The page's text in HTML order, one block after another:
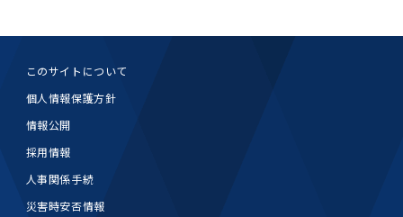
東京医科歯科大学の歴史
医歯大ひろば
第2回『教育 講義・実習の軌跡』
等について
（第３期中期目標期間中）年度計画・年度評価
関連リンク先
「複合領域コース｣｢編入学｣及び｢複数学士号｣
「複合領域コース」の履修者に係る「編入学」
及び「複数学士号」に関する実施細目
土地・建物及び所在地／関係施設位置図
東京医科歯科大学ダイバーシティ＆インクルー
東京医科歯科大学ダイバーシティ＆インクルー
ジョン推進宣言／基本方針／アクション・プラ
ン
女性活躍推進法による一般事業主行動計画
ダイバーシティ・インクルージョン室
障がいのある学生のサポートについて
公益通報について
研究情報サイト
アパート等の紹介
地域特別枠推薦選抜説明会
ん
奨学金について
研究テーマ検索システム
世代フロントランナー育成プログラム（医歯学
（旧TMDU卓越大学院生制度）対象学生（秋入
学対象）の募集について
Call for Applications to Science Tokyo
SPRING（MD）Program for the 2024
Academic Year by Eligible Students
「修学支援に対する相談窓口」を設置しまし
た。
高等教育の修学支援制度
2025年度国立大学臨床検査学系博士後期課程
優秀賞募集について
学生相談窓口
証明書関係
証明書関係トップ
障がいのある学生サポート
在学生向けトップ
学内就職支援イベント
学外就職支援イベント
新型コロナウイルス感染症に伴うお知らせ
保健管理センター
わくわく保育園
フィットネスルーム・売店
情報システム
台風等の自然災害や交通機関運休による休講措
置（湯島地区）Class Cancellation Measures
due to Natural Disasters, such as
Typhoons, and Transportation
Cancellation (for the Yushima area)
分野構成
医歯学総合研究科博士課程医歯学系専攻履修要
項（シラバス）
博士課程 生命理工医療科学専攻
博士課程 生命理工医療科学専攻トップ
概要
履修要項（大学院シラバス）
年報
看護先進科学専攻
５大学災害看護コンソーシアム履修の手引き
統合教育機構学務企画課
設置計画履行状況報告書
大学病院
大学病院トップ
歯科（歯系診療部門）
スポーツサイエンス機構
統合教育機構
研究に必要な講習会等
ES細胞/iPS細胞を使用する実験(学内専用)
特定認定再生医療等委員会
高等研究院
利益相反
臨床研究法における臨床研究の利益相反管理に
特定認定再生医療等委員会
このサイトについて
個人情報保護方針
情報公開
採用情報
人事関係手続
災害時安否情報